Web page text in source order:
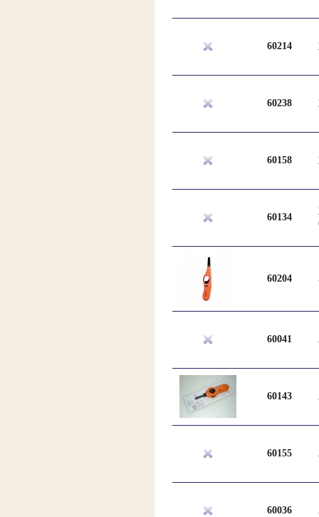
60214
60238
60158
60134
60204
60041
60143
60155
60036